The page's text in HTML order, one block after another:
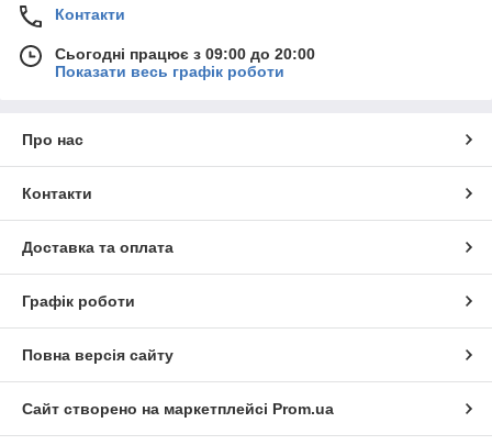
Контакти
Сьогодні працює з 09:00 до 20:00
Показати весь графік роботи
Про нас
Контакти
Доставка та оплата
Графік роботи
Повна версія сайту
Сайт створено на маркетплейсі Prom.ua